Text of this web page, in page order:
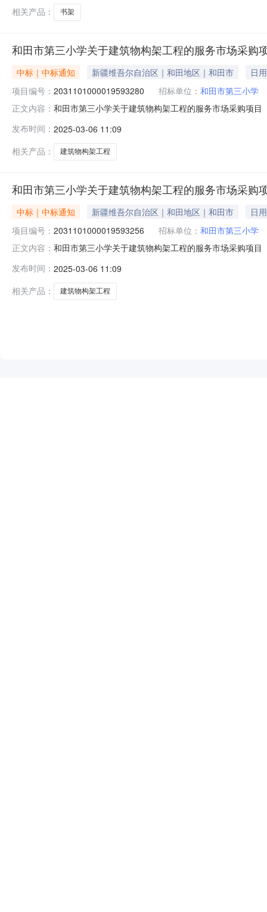
相关产品：
书架
和田市第三小学关于建筑物构架工程的服务市场采购
中标｜中标通知 新疆维吾尔自治区｜和田地区｜和田市
日
项目编号： 2031101000019593280 招标单位： 和田市第三小学
正文内容： 和田市第三小学关于建筑物构架工程的服务市场采购项
划编码:653201项目所在行政区划名称:新疆维吾尔自治
发布时间： 2025-03-06 11:09
相关产品：
建筑物构架工程
和田市第三小学关于建筑物构架工程的服务市场采购
中标｜中标通知 新疆维吾尔自治区｜和田地区｜和田市
日
项目编号： 2031101000019593256 招标单位： 和田市第三小学
正文内容： 和田市第三小学关于建筑物构架工程的服务市场采购项
划编码:653201项目所在行政区划名称:新疆维吾尔自治
发布时间： 2025-03-06 11:09
相关产品：
建筑物构架工程